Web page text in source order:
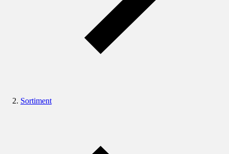
Sortiment